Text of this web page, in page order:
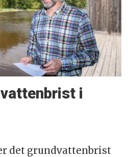
i
det grundvattenbrist